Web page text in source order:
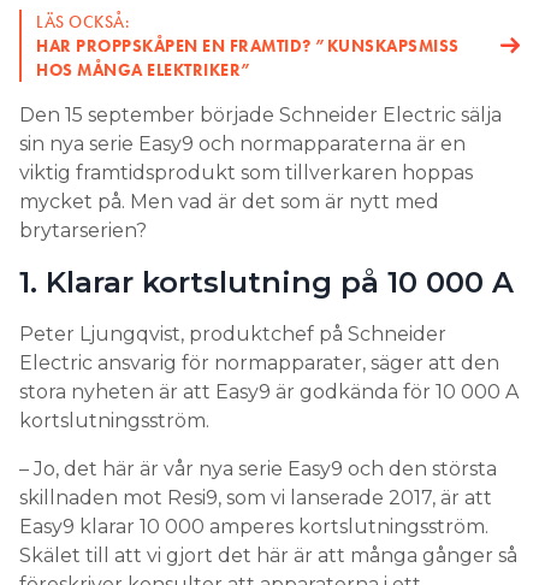
Den 15 september började Schneider Electric sälja
sin nya serie Easy9 och normapparaterna är en
viktig framtidsprodukt som tillverkaren hoppas
brytarserien?
1. Klarar kortslutning på 10 000 A
Peter Ljungqvist, produktchef på Schneider
stora nyheten är att Easy9 är godkända för 10 000 A
– Jo, det här är vår nya serie Easy9 och den största
skillnaden mot Resi9, som vi lanserade 2017, är att
Easy9 klarar 10 000 amperes kortslutningsström.
Skälet till att vi gjort det här är att många gånger så
föreskriver konsulter att apparaterna i ett
bostadsprojekt ska klara det. Därför har vi den här
serien som nu uppfyller det, istället för att
konsulter, skåpsbyggare och installatörer behöver